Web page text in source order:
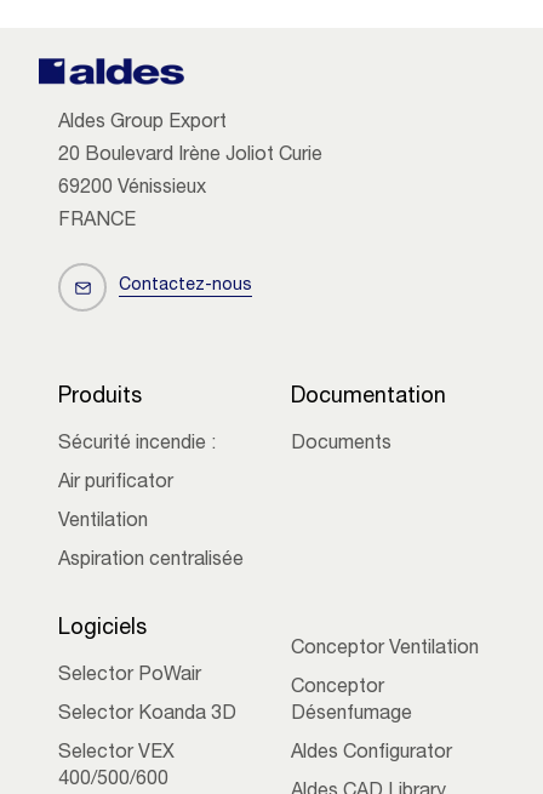
Aldes Group Export
20 Boulevard Irène Joliot Curie
69200 Vénissieux
FRANCE
Contactez-nous
Produits
Sécurité incendie :
Air purificator
Ventilation
Aspiration centralisée
Documentation
Documents
Logiciels
Selector PoWair
Selector Koanda 3D
Selector VEX
400/500/600
Conceptor Ventilation
Conceptor
Désenfumage
Aldes Configurator